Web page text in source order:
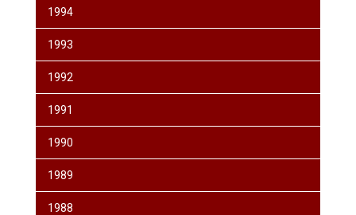
1994
1993
1992
1991
1990
1989
1988